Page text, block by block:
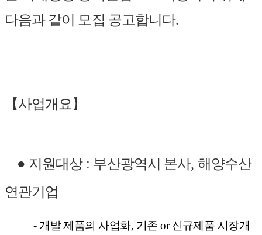
다음과 같이 모집 공고합니다.
【사업개요】
지원대상: 부산광역시 본사, 해양수산
연관기업
- 개발 제품의 사업화, 기존or신규제품 시장개